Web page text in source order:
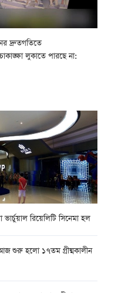
দ্রুতগতিতে
লুকাতে পারছে না:
রিয়েলিটি সিনেমা হল
শুরু হলো ১৭তম গ্রীষ্মকালীন